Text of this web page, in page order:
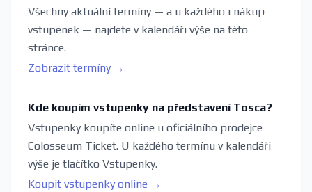
Všechny aktuální termíny — a u každého i nákup
vstupenek — najdete v kalendáři výše na této
stránce.
Zobrazit termíny →
Kde koupím vstupenky na představení Tosca?
Vstupenky koupíte online u oficiálního prodejce
Colosseum Ticket. U každého termínu v kalendáři
výše je tlačítko Vstupenky.
Koupit vstupenky online →